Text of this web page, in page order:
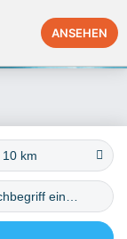
ANSEHEN
Deutschland
10 km